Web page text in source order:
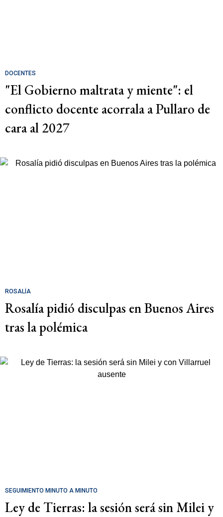
DOCENTES
"El Gobierno maltrata y miente": el
conflicto docente acorrala a Pullaro de
cara al 2027
ROSALÍA
Rosalía pidió disculpas en Buenos Aires
tras la polémica
SEGUIMIENTO MINUTO A MINUTO
Ley de Tierras: la sesión será sin Milei y